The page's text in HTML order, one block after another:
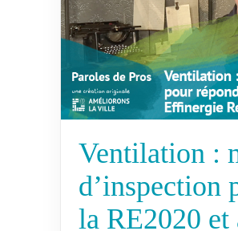
Ventilation :
d’inspection
la RE2020